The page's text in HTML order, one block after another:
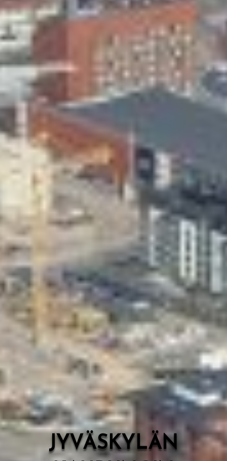
Skeittihalli
Varhaiskasvatus
Ateria- ja välipalamaksut
Mämminiemi
Taideapteekki
Kirjasto
Valon Kaupunki
Lasten Lysti & LystiKylä-festivaali
Ohje
English
JYVÄSKYLÄN